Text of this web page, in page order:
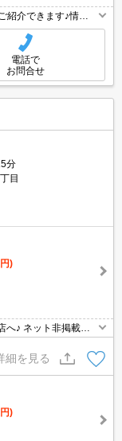
紹介できます♪情報
さい！
電話で
お問合せ
分
目
)
♪ ネット非掲載物
期安物件】【クレジ
無料 『ご来店初めて
細を見る
)